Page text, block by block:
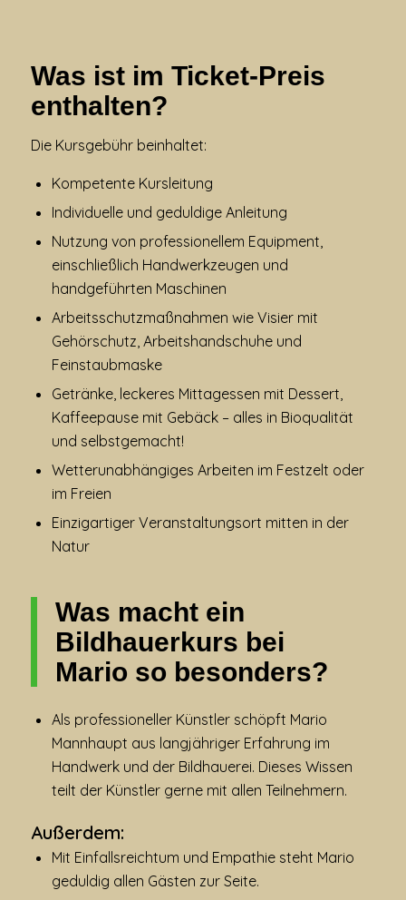
Was ist im Ticket-Preis
enthalten?
Die Kursgebühr beinhaltet:
Kompetente Kursleitung
Individuelle und geduldige Anleitung
Nutzung von professionellem Equipment,
einschließlich Handwerkzeugen und
handgeführten Maschinen
Arbeitsschutzmaßnahmen wie Visier mit
Gehörschutz, Arbeitshandschuhe und
Feinstaubmaske
Getränke, leckeres Mittagessen mit Dessert,
Kaffeepause mit Gebäck – alles in Bioqualität
und selbstgemacht!
Wetterunabhängiges Arbeiten im Festzelt oder
im Freien
Einzigartiger Veranstaltungsort mitten in der
Natur
Was macht ein
Bildhauerkurs bei
Mario so besonders?
Als professioneller Künstler schöpft Mario
Mannhaupt aus langjähriger Erfahrung im
Handwerk und der Bildhauerei. Dieses Wissen
teilt der Künstler gerne mit allen Teilnehmern.
Außerdem:
Mit Einfallsreichtum und Empathie steht Mario
geduldig allen Gästen zur Seite.